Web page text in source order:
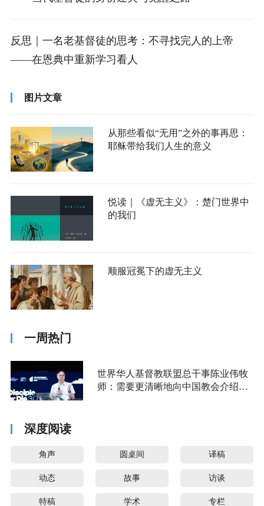
反思｜一名老基督徒的思考：不寻找完人的上帝
——在恩典中重新学习看人
图片文章
从那些看似“无用”之外的事再思：
耶稣带给我们人生的意义
悦读｜《虚无主义》：楚门世界中
的我们
顺服冠冕下的虚无主义
一周热门
世界华人基督教联盟总干事陈业伟牧
师：需要更清晰地向中国教会介绍福
深度阅读
角声 圆桌间 译稿
动态 故事 访谈
特稿 学术 专栏